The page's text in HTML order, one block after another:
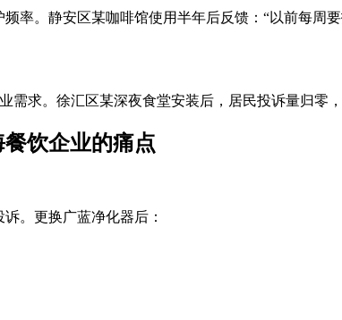
率。静安区某咖啡馆使用半年后反馈：“以前每周
求。徐汇区某深夜食堂安装后，居民投诉量归零，
饮企业的痛点
。更换广蓝净化器后：